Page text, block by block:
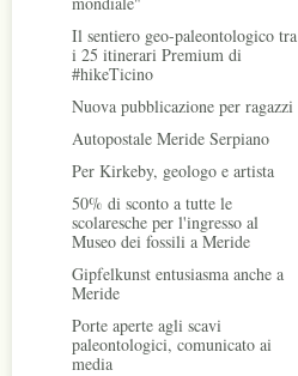
Il sentiero geo-paleontologico tra
i 25 itinerari Premium di
#hikeTicino
Nuova pubblicazione per ragazzi
Autopostale Meride Serpiano
Per Kirkeby, geologo e artista
50% di sconto a tutte le
scolaresche per l'ingresso al
Museo dei fossili a Meride
Gipfelkunst entusiasma anche a
Meride
Porte aperte agli scavi
paleontologici, comunicato ai
media